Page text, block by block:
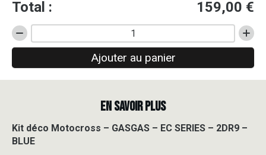
Total : 159,00 €
quantité
de
déco
Motocross
EC
SERIES
Ajouter au panier
EN SAVOIR PLUS
Kit déco Motocross – GASGAS – EC SERIES – 2DR9 –
BLUE